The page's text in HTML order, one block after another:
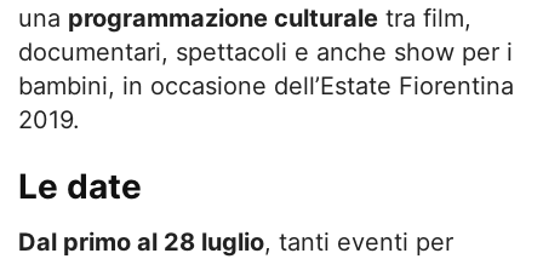
una programmazione culturale tra film,
documentari, spettacoli e anche show per i
bambini, in occasione dell’Estate Fiorentina
2019.
Le date
Dal primo al 28 luglio, tanti eventi per